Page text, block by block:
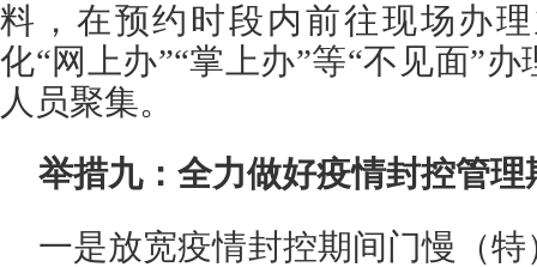
料，在预约时段内前往现场办
化“网上办”“掌上办”等“不见面”
人员聚集。
举措九：全力做好疫情封控管
一是放宽疫情封控期间门慢（